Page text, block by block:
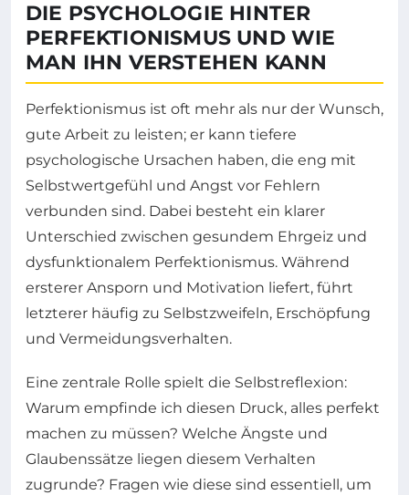
DIE PSYCHOLOGIE HINTER
PERFEKTIONISMUS UND WIE
MAN IHN VERSTEHEN KANN
Perfektionismus ist oft mehr als nur der Wunsch,
gute Arbeit zu leisten; er kann tiefere
psychologische Ursachen haben, die eng mit
Selbstwertgefühl und Angst vor Fehlern
verbunden sind. Dabei besteht ein klarer
Unterschied zwischen gesundem Ehrgeiz und
dysfunktionalem Perfektionismus. Während
ersterer Ansporn und Motivation liefert, führt
letzterer häufig zu Selbstzweifeln, Erschöpfung
und Vermeidungsverhalten.
Eine zentrale Rolle spielt die Selbstreflexion:
Warum empfinde ich diesen Druck, alles perfekt
machen zu müssen? Welche Ängste und
Glaubenssätze liegen diesem Verhalten
zugrunde? Fragen wie diese sind essentiell, um